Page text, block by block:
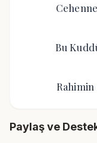
Bu
Paylaş ve